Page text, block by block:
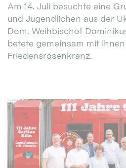
Am 14. Juli besuchte eine
und Jugendlichen aus der
Dom. Weihbischof
betete gemeinsam mit
Friedensrosenkranz.